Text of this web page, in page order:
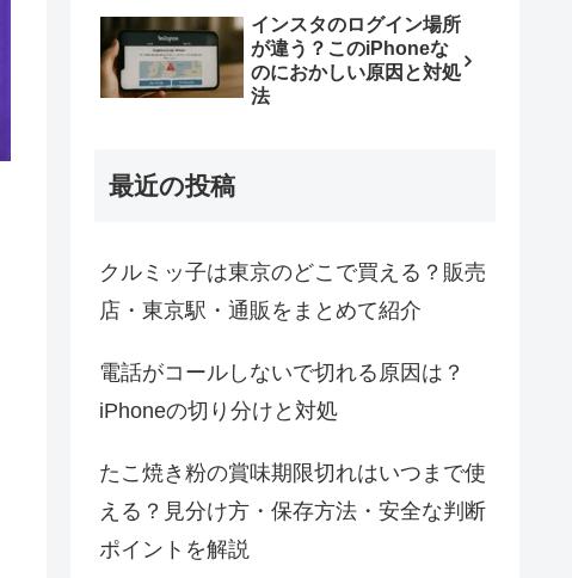
インスタのログイン場所
が違う？このiPhoneな
のにおかしい原因と対処
法
最近の投稿
クルミッ子は東京のどこで買える？販売
店・東京駅・通販をまとめて紹介
電話がコールしないで切れる原因は？
iPhoneの切り分けと対処
たこ焼き粉の賞味期限切れはいつまで使
える？見分け方・保存方法・安全な判断
ポイントを解説